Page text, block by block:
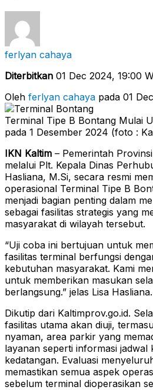
ferlyan cahaya
Diterbitkan 01 Dec 2024, 19:00
Oleh ferlyan cahaya pada 01
Terminal Tipe B Bontang Mulai
pada 1 Desember 2024 (foto :
IKN Kaltim – Pemerintah
melalui Plt. Kepala Dinas
Hasliana, M.Si, secara resmi
operasional Terminal Tipe B
menjadi bagian penting dalam
sebagai fasilitas strategis yang
masyarakat di wilayah tersebut.
“Uji coba ini bertujuan untuk
fasilitas terminal berfungsi
kebutuhan masyarakat. Kami
untuk memberikan masukan
berlangsung.” jelas Lisa Hasliana.
Dikutip dari Kaltimprov.go.id.
fasilitas utama akan diuji,
nyaman, area parkir yang
layanan seperti informasi jadwal
kedatangan. Evaluasi
memastikan semua aspek
sebelum terminal dioperasikan